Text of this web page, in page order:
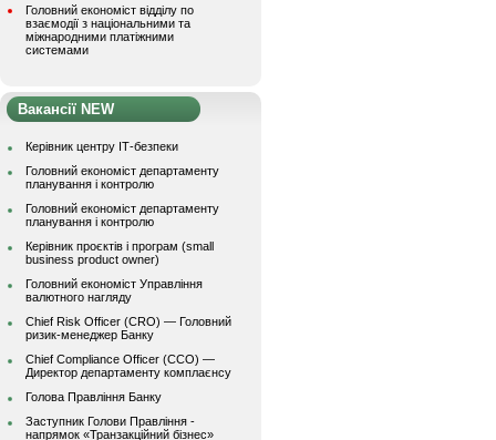
Головний економіст відділу по
взаємодії з національними та
міжнародними платіжними
системами
Вакансії NEW
Керівник центру ІТ-безпеки
Головний економіст департаменту
планування і контролю
Головний економіст департаменту
планування і контролю
Керівник проєктів і програм (small
business product owner)
Головний економіст Управління
валютного нагляду
Chief Risk Officer (CRO) — Головний
ризик-менеджер Банку
Chief Compliance Officer (CCO) —
Директор департаменту комплаєнсу
Голова Правління Банку
Заступник Голови Правління -
напрямок «Транзакційний бізнес»